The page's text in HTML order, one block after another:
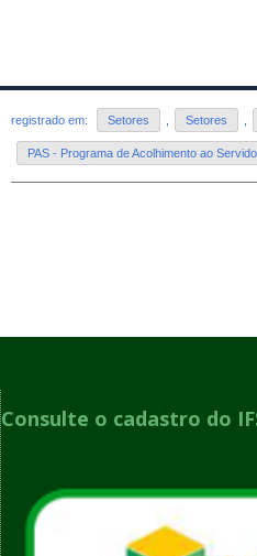
registrado em: Setores Setores
PAS - Programa de Acolhimento ao
Consulte o cadastro do